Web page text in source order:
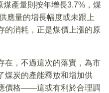
產量則按年增長3.7%，煤
應量的增長幅度或未跟上
的消耗，正是煤價上漲的原
在，不過這次的落實，為市
煤炭的產能釋放和增加供
價格——這或有利於合理調